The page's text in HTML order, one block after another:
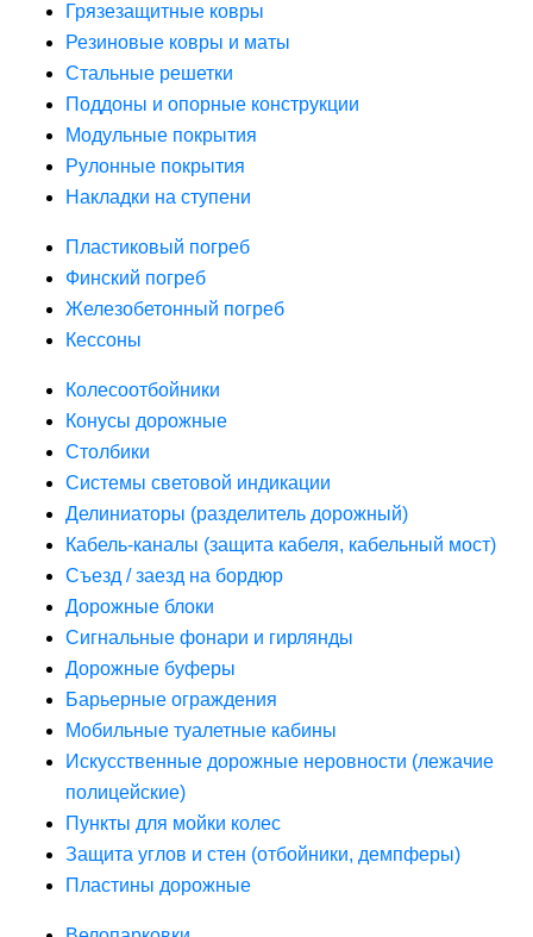
Грязезащитные ковры
Резиновые ковры и маты
Стальные решетки
Поддоны и опорные конструкции
Модульные покрытия
Рулонные покрытия
Накладки на ступени
Пластиковый погреб
Финский погреб
Железобетонный погреб
Кессоны
Колесоотбойники
Конусы дорожные
Столбики
Системы световой индикации
Делиниаторы (разделитель дорожный)
Кабель-каналы (защита кабеля, кабельный мост)
Съезд / заезд на бордюр
Дорожные блоки
Сигнальные фонари и гирлянды
Дорожные буферы
Барьерные ограждения
Мобильные туалетные кабины
Искусственные дорожные неровности (лежачие
полицейские)
Пункты для мойки колес
Защита углов и стен (отбойники, демпферы)
Пластины дорожные